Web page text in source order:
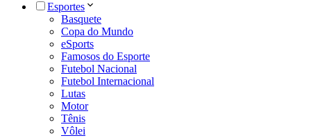
Esportes
Basquete
Copa do Mundo
eSports
Famosos do Esporte
Futebol Nacional
Futebol Internacional
Lutas
Motor
Tênis
Vôlei